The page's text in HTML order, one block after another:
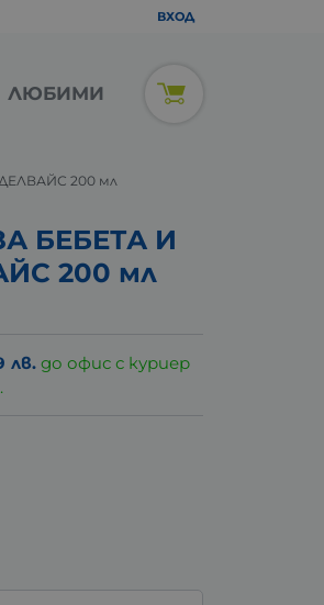
ВХОД
ЛЮБИМИ
200 мл
БЕБЕТА И
200 мл
лв. до офис с куриер